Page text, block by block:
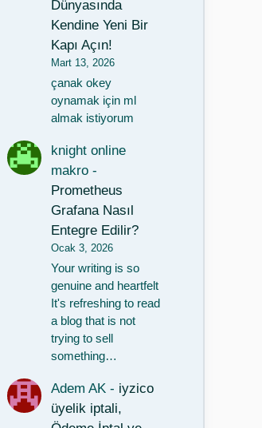
Dünyasında
Kendine Yeni Bir
Kapı Açın!
Mart 13, 2026
çanak okey
oynamak için ml
almak istiyorum
knight online
makro -
Prometheus
Grafana Nasıl
Entegre Edilir?
Ocak 3, 2026
Your writing is so
genuine and heartfelt
It's refreshing to read
a blog that is not
trying to sell
something…
Adem AK - iyzico
üyelik iptali,